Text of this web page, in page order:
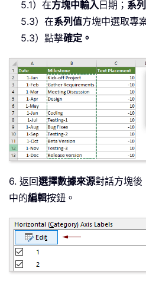
5.1）在方塊中輸入 日期； 系
5.3）在系列值方塊中選取專
5.3）點擊確定。
6. 返回選擇數據來源對話方塊後
中的編輯按鈕。